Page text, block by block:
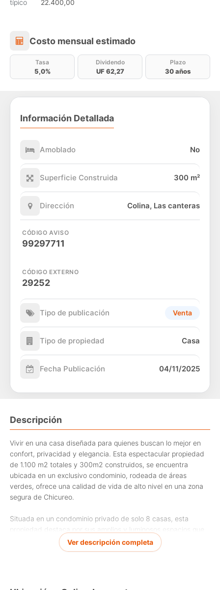
típico
22.400,00
Costo mensual estimado
Costo mensual estimado
Tasa
5,0%
Dividendo
UF 62,27
Plazo
30 años
Información Detallada
Amoblado No
Superficie Construida 300 m²
Dirección Colina, Las canteras
CÓDIGO AVISO
99297711
CÓDIGO EXTERNO
29252
Tipo de publicación Venta
Tipo de propiedad Casa
Fecha Publicación 04/11/2025
Descripción
Vivir en una casa diseñada para quienes buscan lo mejor en
confort, privacidad y elegancia. Esta espectacular propiedad
de 1.100 m2 totales y 300m2 construidos, se encuentra
ubicada en un exclusivo condominio, rodeada de áreas
verdes, ofrece una calidad de vida de alto nivel en una zona
segura de Chicureo.
Situada en un condominio privado de solo 8 casas, esta
propiedad destaca por sus amplios y luminosos espacios que
se integran de manera armónica con la naturaleza circundante
y vista despejada hacia los cerros que rodean la zona. Su
Ver descripción completa